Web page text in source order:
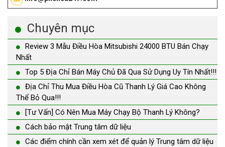
Chuyên mục
Review 3 Mẫu Điều Hòa Mitsubishi 24000 BTU Bán Chạy
Nhất
Top 5 Địa Chỉ Bán Máy Chủ Đã Qua Sử Dụng Uy Tín Nhất!!!
Địa Chỉ Thu Mua Điều Hòa Cũ Thanh Lý Giá Cao Không
Thể Bỏ Qua!!!
[Tư Vấn] Có Nên Mua Máy Chạy Bộ Thanh Lý Không?
Cách bảo mật Trung tâm dữ liệu
Các điểm chính cần xem xét để quản lý Trung tâm dữ liệu